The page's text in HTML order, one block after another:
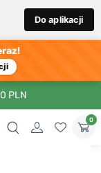
Do aplikacji
PLN
0